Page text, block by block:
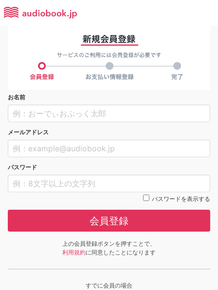
お名前
メールアドレス
パスワード
パスワードを表示する
会員登録
上の会員登録ボタンを押すことで、
利用規約に同意したことになります
すでに会員の場合